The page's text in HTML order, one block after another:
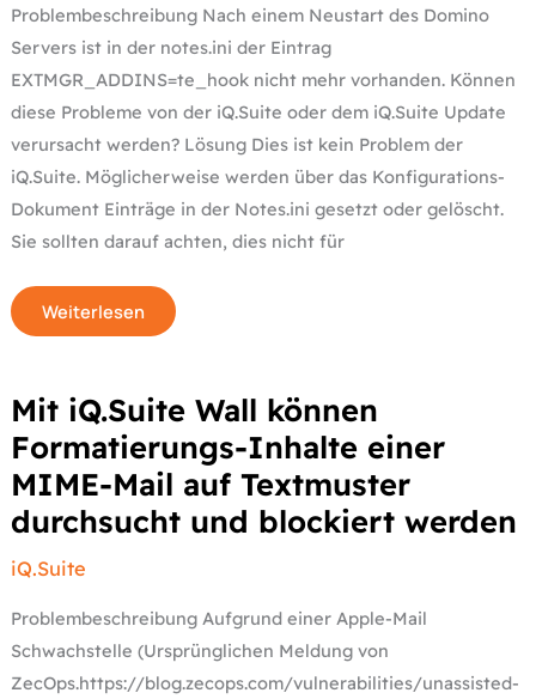
Problembeschreibung Nach einem Neustart des Domino
Servers ist in der notes.ini der Eintrag
EXTMGR_ADDINS=te_hook nicht mehr vorhanden. Können
diese Probleme von der iQ.Suite oder dem iQ.Suite Update
verursacht werden? Lösung Dies ist kein Problem der
iQ.Suite. Möglicherweise werden über das Konfigurations-
Dokument Einträge in der Notes.ini gesetzt oder gelöscht.
Sie sollten darauf achten, dies nicht für
Weiterlesen
Mit iQ.Suite Wall können
Formatierungs-Inhalte einer
MIME-Mail auf Textmuster
durchsucht und blockiert werden
iQ.Suite
Problembeschreibung Aufgrund einer Apple-Mail
Schwachstelle (Ursprünglichen Meldung von
ZecOps.https://blog.zecops.com/vulnerabilities/unassisted-
Mit
iQ.Suite
können
Formatierungs-
Inhalte
einer
MIME-
Mail
Textmuster
durchsucht
blockiert